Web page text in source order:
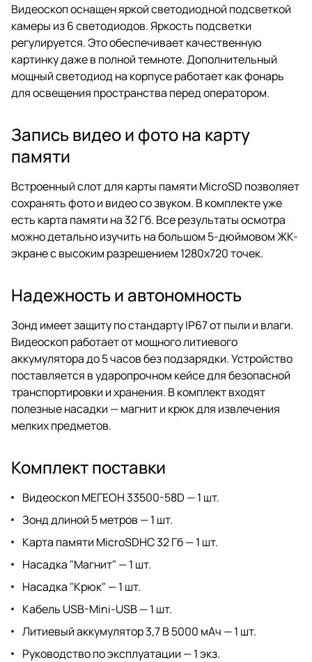
Видеоскоп оснащен яркой светодиодной подсветкой
камеры из 6 светодиодов. Яркость подсветки
регулируется. Это обеспечивает качественную
картинку даже в полной темноте. Дополнительный
мощный светодиод на корпусе работает как фонарь
для освещения пространства перед оператором.
Запись видео и фото на карту
памяти
Встроенный слот для карты памяти MicroSD позволяет
сохранять фото и видео со звуком. В комплекте уже
есть карта памяти на 32 Гб. Все результаты осмотра
можно детально изучить на большом 5-дюймовом ЖК-
экране с высоким разрешением 1280x720 точек.
Надежность и автономность
Зонд имеет защиту по стандарту IP67 от пыли и влаги.
Видеоскоп работает от мощного литиевого
аккумулятора до 5 часов без подзарядки. Устройство
поставляется в ударопрочном кейсе для безопасной
транспортировки и хранения. В комплект входят
полезные насадки — магнит и крюк для извлечения
мелких предметов.
Комплект поставки
Видеоскоп МЕГЕОН 33500-58D — 1 шт.
Зонд длиной 5 метров — 1 шт.
Карта памяти MicroSDHC 32 Гб — 1 шт.
Насадка "Магнит" — 1 шт.
Насадка "Крюк" — 1 шт.
Кабель USB-Mini-USB — 1 шт.
Литиевый аккумулятор 3,7 В 5000 мАч — 1 шт.
Руководство по эксплуатации — 1 экз.